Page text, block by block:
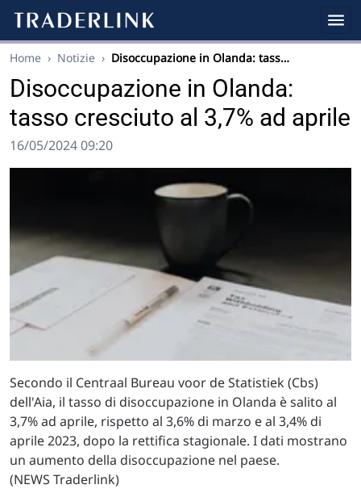
Home › Notizie › Disoccupazione in Olanda: tass…
Disoccupazione in Olanda:
tasso cresciuto al 3,7% ad aprile
16/05/2024 09:20
Secondo il Centraal Bureau voor de Statistiek (Cbs)
dell'Aia, il tasso di disoccupazione in Olanda è salito al
3,7% ad aprile, rispetto al 3,6% di marzo e al 3,4% di
aprile 2023, dopo la rettifica stagionale. I dati mostrano
un aumento della disoccupazione nel paese.
(NEWS Traderlink)